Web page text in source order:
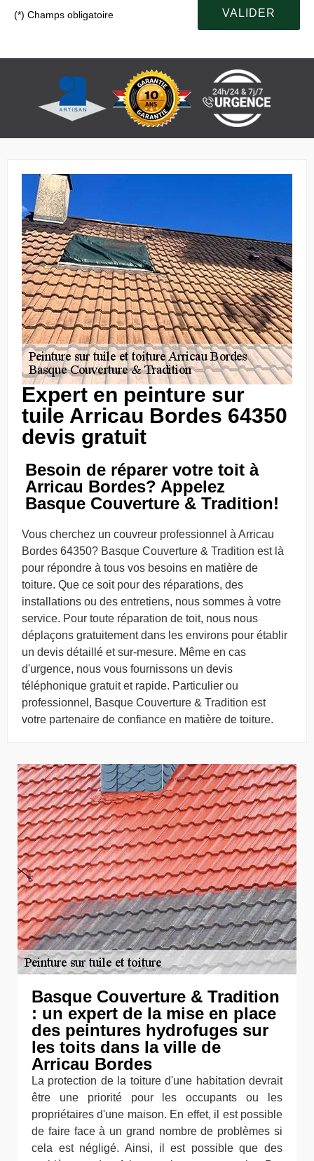
(*) Champs obligatoire
Expert en peinture sur
tuile Arricau Bordes 64350
devis gratuit
Besoin de réparer votre toit à
Arricau Bordes? Appelez
Basque Couverture & Tradition!
Vous cherchez un couvreur professionnel à Arricau
Bordes 64350? Basque Couverture & Tradition est là
pour répondre à tous vos besoins en matière de
toiture. Que ce soit pour des réparations, des
installations ou des entretiens, nous sommes à votre
service. Pour toute réparation de toit, nous nous
déplaçons gratuitement dans les environs pour établir
un devis détaillé et sur-mesure. Même en cas
d'urgence, nous vous fournissons un devis
téléphonique gratuit et rapide. Particulier ou
professionnel, Basque Couverture & Tradition est
votre partenaire de confiance en matière de toiture.
Basque Couverture & Tradition
: un expert de la mise en place
des peintures hydrofuges sur
les toits dans la ville de
Arricau Bordes
La protection de la toiture d'une habitation devrait
être une priorité pour les occupants ou les
propriétaires d'une maison. En effet, il est possible
de faire face à un grand nombre de problèmes si
cela est négligé. Ainsi, il est possible que des